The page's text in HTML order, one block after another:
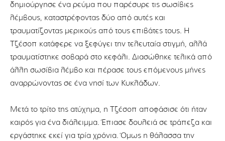
δημιούργησε ένα ρεύμα που παρέσυρε τις σωσίβιες
λέμβους, καταστρέφοντας δύο από αυτές και
τραυματίζοντας μερικούς από τους επιβάτες τους. Η
Τζέσοπ κατάφερε να ξεφύγει την τελευταία στιγμή, αλλά
τραυματίστηκε σοβαρά στο κεφάλι. Διασώθηκε τελικά από
άλλη σωσίβια λέμβο και πέρασε τους επόμενους μήνες
αναρρώνοντας σε ένα νησί των Κυκλάδων.
Μετά το τρίτο της ατύχημα, η Τζέσοπ αποφάσισε ότι ήταν
καιρός για ένα διάλειμμα. Έπιασε δουλειά σε τράπεζα και
εργάστηκε εκεί για τρία χρόνια. Όμως η θάλασσα την